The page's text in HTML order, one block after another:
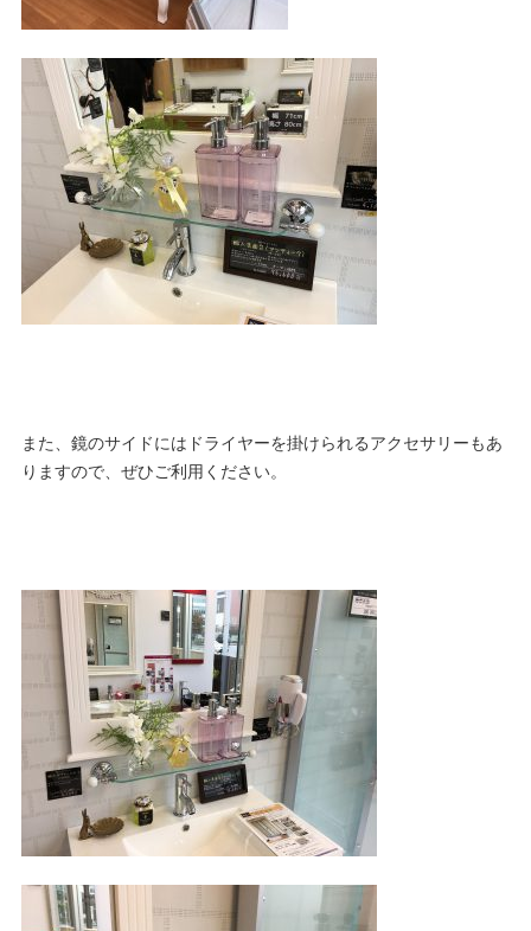
また、鏡のサイドにはドライヤーを掛けられるアクセサリーもあ
りますので、ぜひご利用ください。